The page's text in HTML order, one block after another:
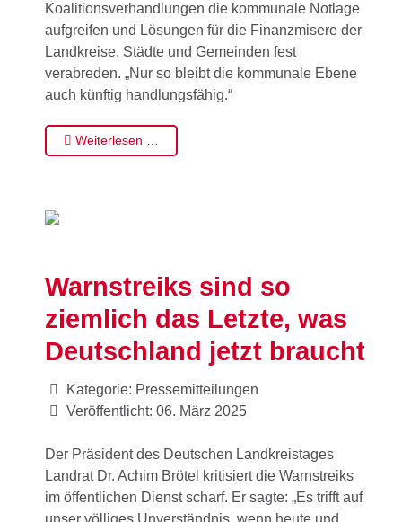
Koalitionsverhandlungen die kommunale Notlage
aufgreifen und Lösungen für die Finanzmisere der
Landkreise, Städte und Gemeinden fest
verabreden. „Nur so bleibt die kommunale Ebene
auch künftig handlungsfähig.“
Weiterlesen …
Warnstreiks sind so
ziemlich das Letzte, was
Deutschland jetzt braucht
Kategorie: Pressemitteilungen
Veröffentlicht: 06. März 2025
Der Präsident des Deutschen Landkreistages
Landrat Dr. Achim Brötel kritisiert die Warnstreiks
im öffentlichen Dienst scharf. Er sagte: „Es trifft auf
unser völliges Unverständnis, wenn heute und